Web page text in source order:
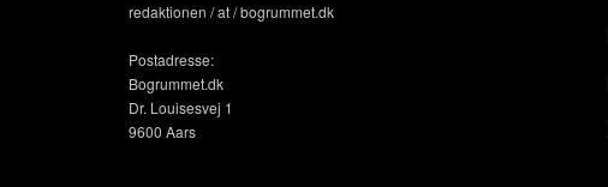
redaktionen / at / bogrummet.dk
Postadresse:
Bogrummet.dk
Dr. Louisesvej 1
9600 Aars